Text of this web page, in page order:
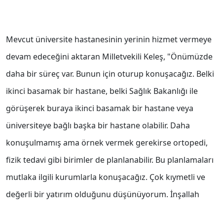
Mevcut üniversite hastanesinin yerinin hizmet vermeye
devam edeceğini aktaran Milletvekili Keleş, "Önümüzde
daha bir süreç var. Bunun için oturup konuşacağız. Belki
ikinci basamak bir hastane, belki Sağlık Bakanlığı ile
görüşerek buraya ikinci basamak bir hastane veya
üniversiteye bağlı başka bir hastane olabilir. Daha
konuşulmamış ama örnek vermek gerekirse ortopedi,
fizik tedavi gibi birimler de planlanabilir. Bu planlamaları
mutlaka ilgili kurumlarla konuşacağız. Çok kıymetli ve
değerli bir yatırım olduğunu düşünüyorum. İnşallah